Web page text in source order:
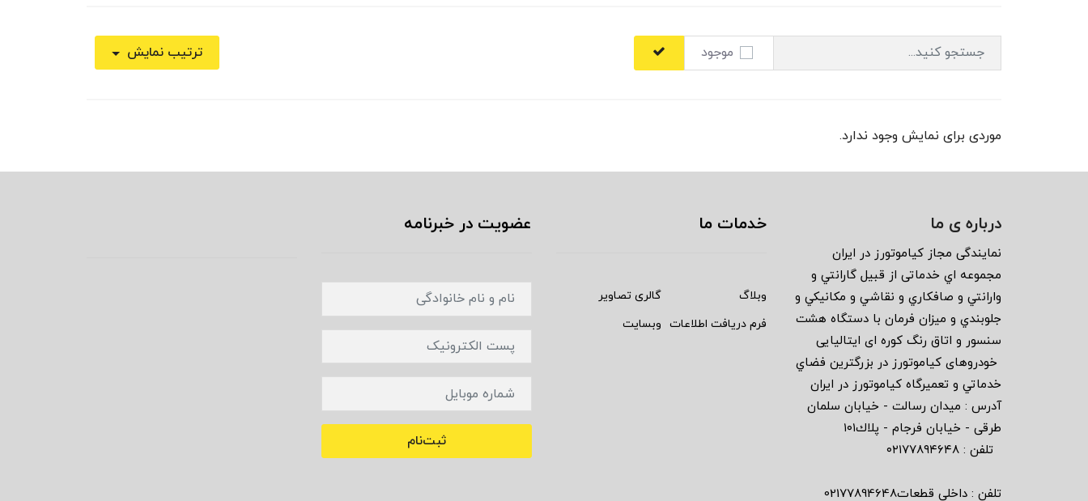
موجود ترتیب نمایش
موردی برای نمایش وجود ندارد.
درباره ی ما
نمايندگى مجاز كياموتورز در ايران
مجموعه اي خدماتى از قبيل گارانتي و
وارانتي و صافكاري و نقاشي و مكانيكي و
جلوبندي و ميزان فرمان با دستگاه هشت
سنسور و اتاق رنگ كوره اى ايتاليايى
خودروهاى كياموتورز در بزرگترين فضاي
خدماتي و تعميرگاه كياموتورز در ايران
آدرس : ميدان رسالت - خيابان سلمان
طرقى - خيابان فرجام - پلاك١٠١
تلفن : ٠٢١٧٧٨٩٤٦٤٨
تلفن : داخلی قطعات02177894648
خدمات ما
وبلاگ
گالری تصاویر
فرم دریافت اطلاعات وبسایت
عضویت در خبرنامه
ثبت‌نام